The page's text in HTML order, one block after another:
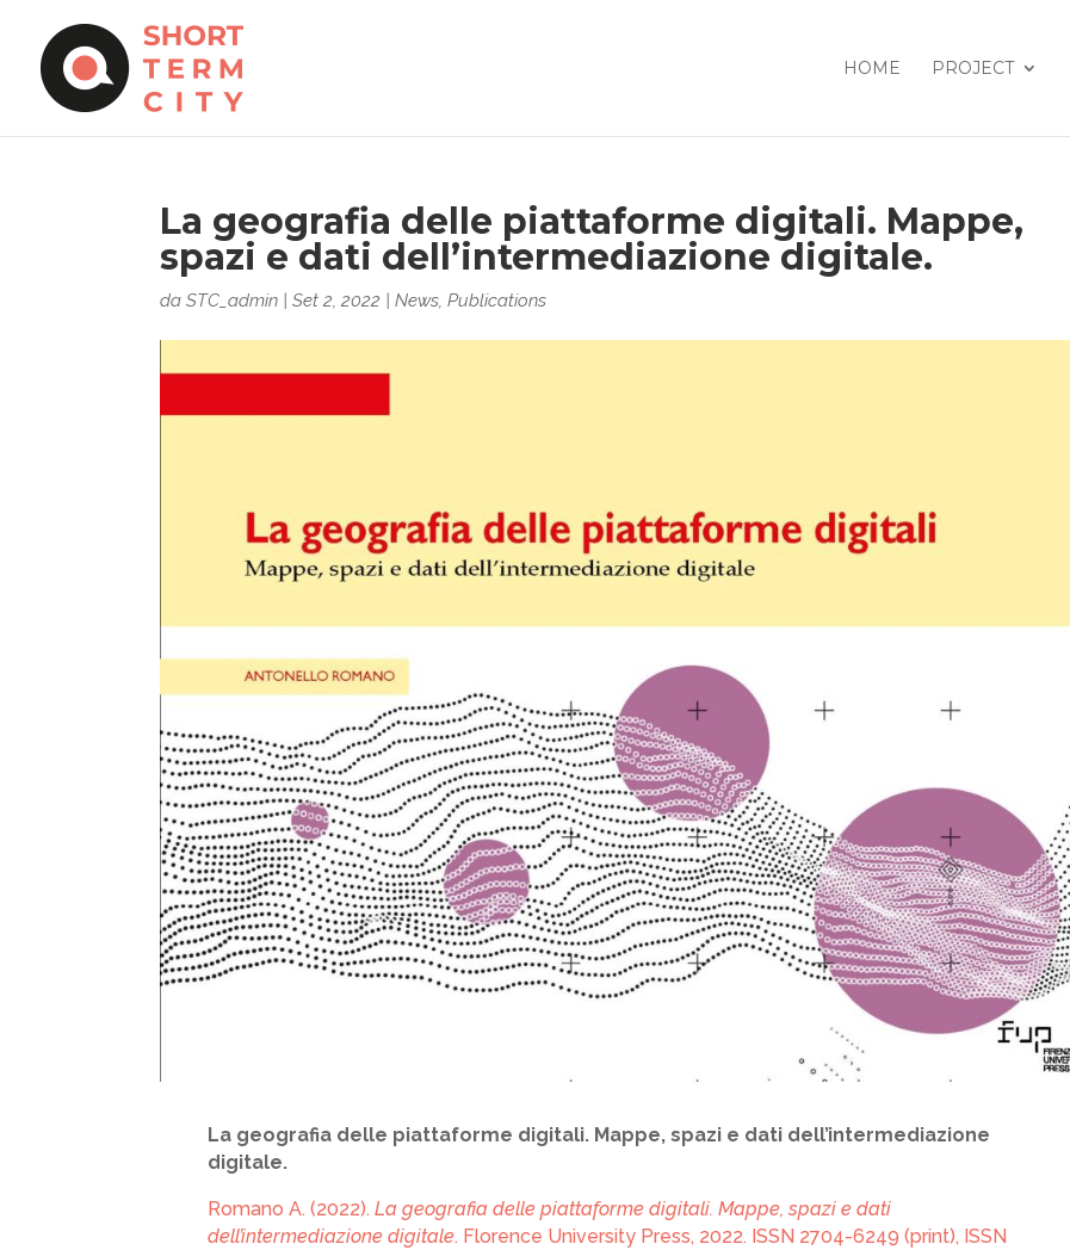
HOME PROJECT
La geografia delle piattaforme digitali. Mappe,
spazi e dati dell’intermediazione digitale.
daSTC_admin |Set 2, 2022 |News,Publications
La geografia delle piattaforme digitali. Mappe, spazi e dati dell’intermediazione
digitale.
Romano A. (2022). La geografia delle piattaforme digitali. Mappe, spazi e dati
dell’intermediazione digitale. Florence University Press, 2022. ISSN 2704-6249 (print), ISSN